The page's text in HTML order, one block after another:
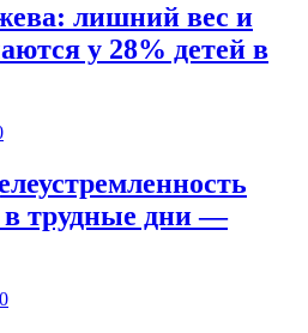
лишний вес и
у 28% детей в
в трудные дни —
0